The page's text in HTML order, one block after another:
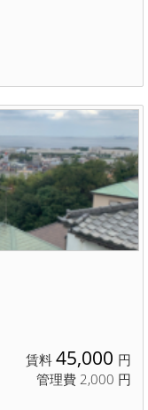
賃料 45,000 円
管理費 2,000 円